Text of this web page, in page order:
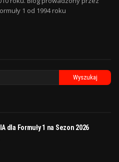
1 od 1994 roku
dla Formuły 1 na Sezon 2026